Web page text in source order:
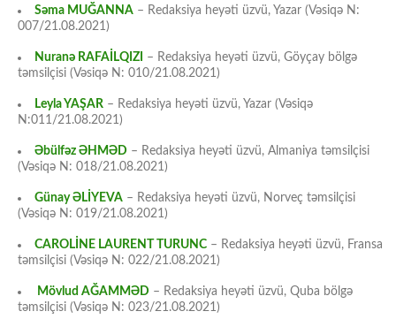
Səma MUĞANNA – Redaksiya heyəti üzvü, Yazar (Vəsiqə N:
007/21.08.2021)
Nuranə RAFAİLQIZI
– Redaksiya heyəti üzvü, Göyçay bölgə
təmsilçisi (Vəsiqə N: 010/21.08.2021)
Leyla YAŞAR – Redaksiya heyəti üzvü, Yazar (Vəsiqə
N:011/21.08.2021)
Əbülfəz ƏHMƏD – Redaksiya heyəti üzvü, Almaniya təmsilçisi
(Vəsiqə N: 018/21.08.2021)
Günay ƏLİYEVA – Redaksiya heyəti üzvü, Norveç təmsilçisi
(Vəsiqə N: 019/21.08.2021)
CAROLİNE LAURENT TURUNC – Redaksiya heyəti üzvü, Fransa
təmsilçisi (Vəsiqə N: 022/21.08.2021)
Mövlud AĞAMMƏD – Redaksiya heyəti üzvü, Quba bölgə
təmsilçisi (Vəsiqə N: 023/21.08.2021)